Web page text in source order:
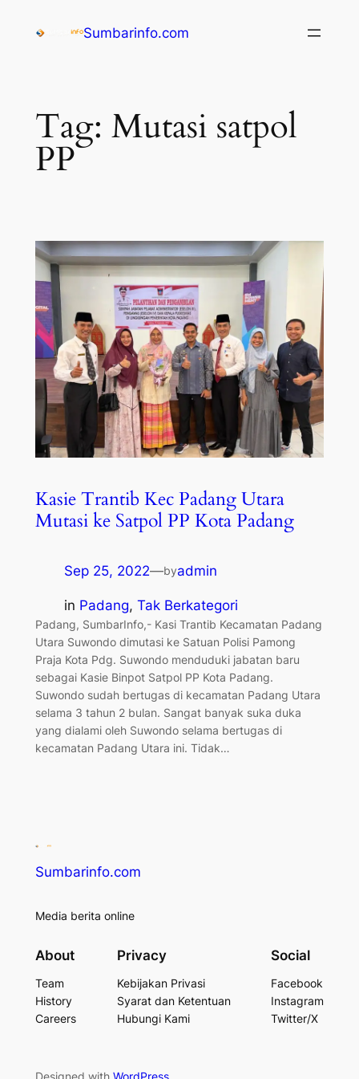
Sumbarinfo.com
Tag: Mutasi satpol
PP
Kasie Trantib Kec Padang Utara
Mutasi ke Satpol PP Kota Padang
Sep 25, 2022—byadmin
in Padang, Tak Berkategori
Padang, SumbarInfo,- Kasi Trantib Kecamatan Padang
Utara Suwondo dimutasi ke Satuan Polisi Pamong
Praja Kota Pdg. Suwondo menduduki jabatan baru
sebagai Kasie Binpot Satpol PP Kota Padang.
Suwondo sudah bertugas di kecamatan Padang Utara
selama 3 tahun 2 bulan. Sangat banyak suka duka
yang dialami oleh Suwondo selama bertugas di
kecamatan Padang Utara ini. Tidak…
Sumbarinfo.com
Media berita online
About
Team
History
Careers
Privacy
Kebijakan Privasi
Syarat dan Ketentuan
Hubungi Kami
Social
Facebook
Instagram
Twitter/X